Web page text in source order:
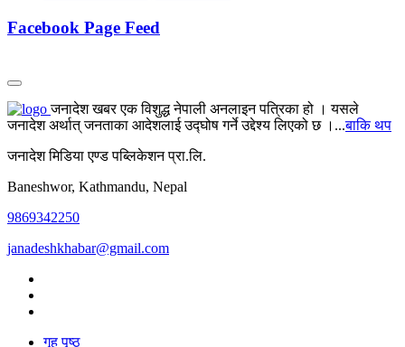
Facebook Page Feed
जनादेश खबर एक विशुद्ध नेपाली अनलाइन पत्रिका हो । यसले
जनादेश अर्थात् जनताका आदेशलाई उद्घोष गर्ने उद्देश्य लिएको छ ।...बाकि थप
जनादेश मिडिया एण्ड पब्लिकेशन प्रा.लि.
Baneshwor, Kathmandu, Nepal
9869342250
janadeshkhabar@gmail.com
गृह पृष्ठ